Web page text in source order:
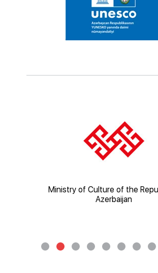
Ministry of Culture of the
Azerbaijan